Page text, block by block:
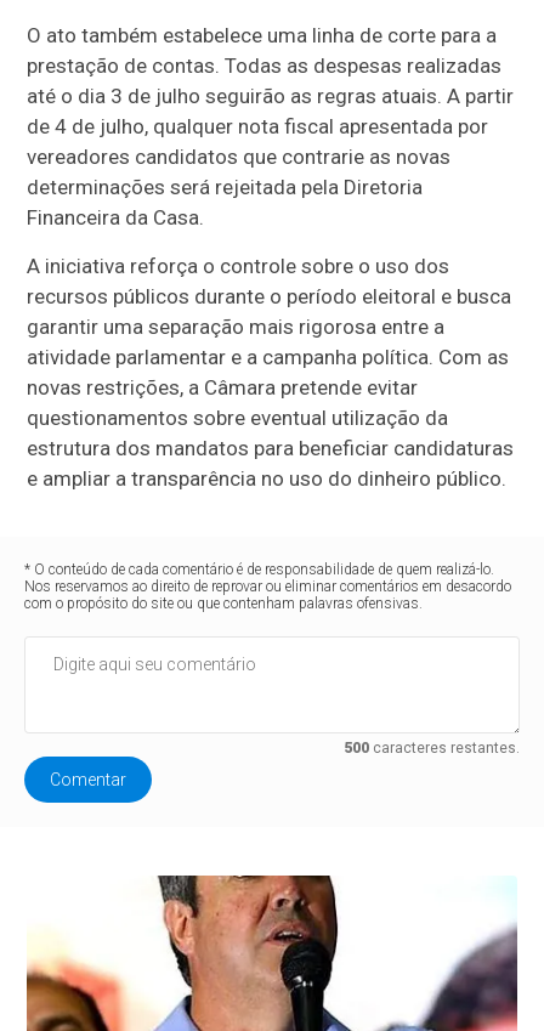
O ato também estabelece uma linha de corte para a
prestação de contas. Todas as despesas realizadas
até o dia 3 de julho seguirão as regras atuais. A partir
de 4 de julho, qualquer nota fiscal apresentada por
vereadores candidatos que contrarie as novas
determinações será rejeitada pela Diretoria
Financeira da Casa.
A iniciativa reforça o controle sobre o uso dos
recursos públicos durante o período eleitoral e busca
garantir uma separação mais rigorosa entre a
atividade parlamentar e a campanha política. Com as
novas restrições, a Câmara pretende evitar
questionamentos sobre eventual utilização da
estrutura dos mandatos para beneficiar candidaturas
e ampliar a transparência no uso do dinheiro público.
* O conteúdo de cada comentário é de responsabilidade de quem realizá-lo.
Nos reservamos ao direito de reprovar ou eliminar comentários em desacordo
com o propósito do site ou que contenham palavras ofensivas.
500caracteres restantes.
Comentar